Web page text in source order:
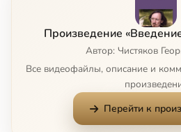
Лекция 11
Лекция 12
Произведение
Автор: Чистяков
Все видеофайлы, описание и
Перейти к